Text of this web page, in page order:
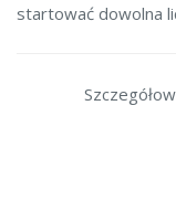
startować dowolna